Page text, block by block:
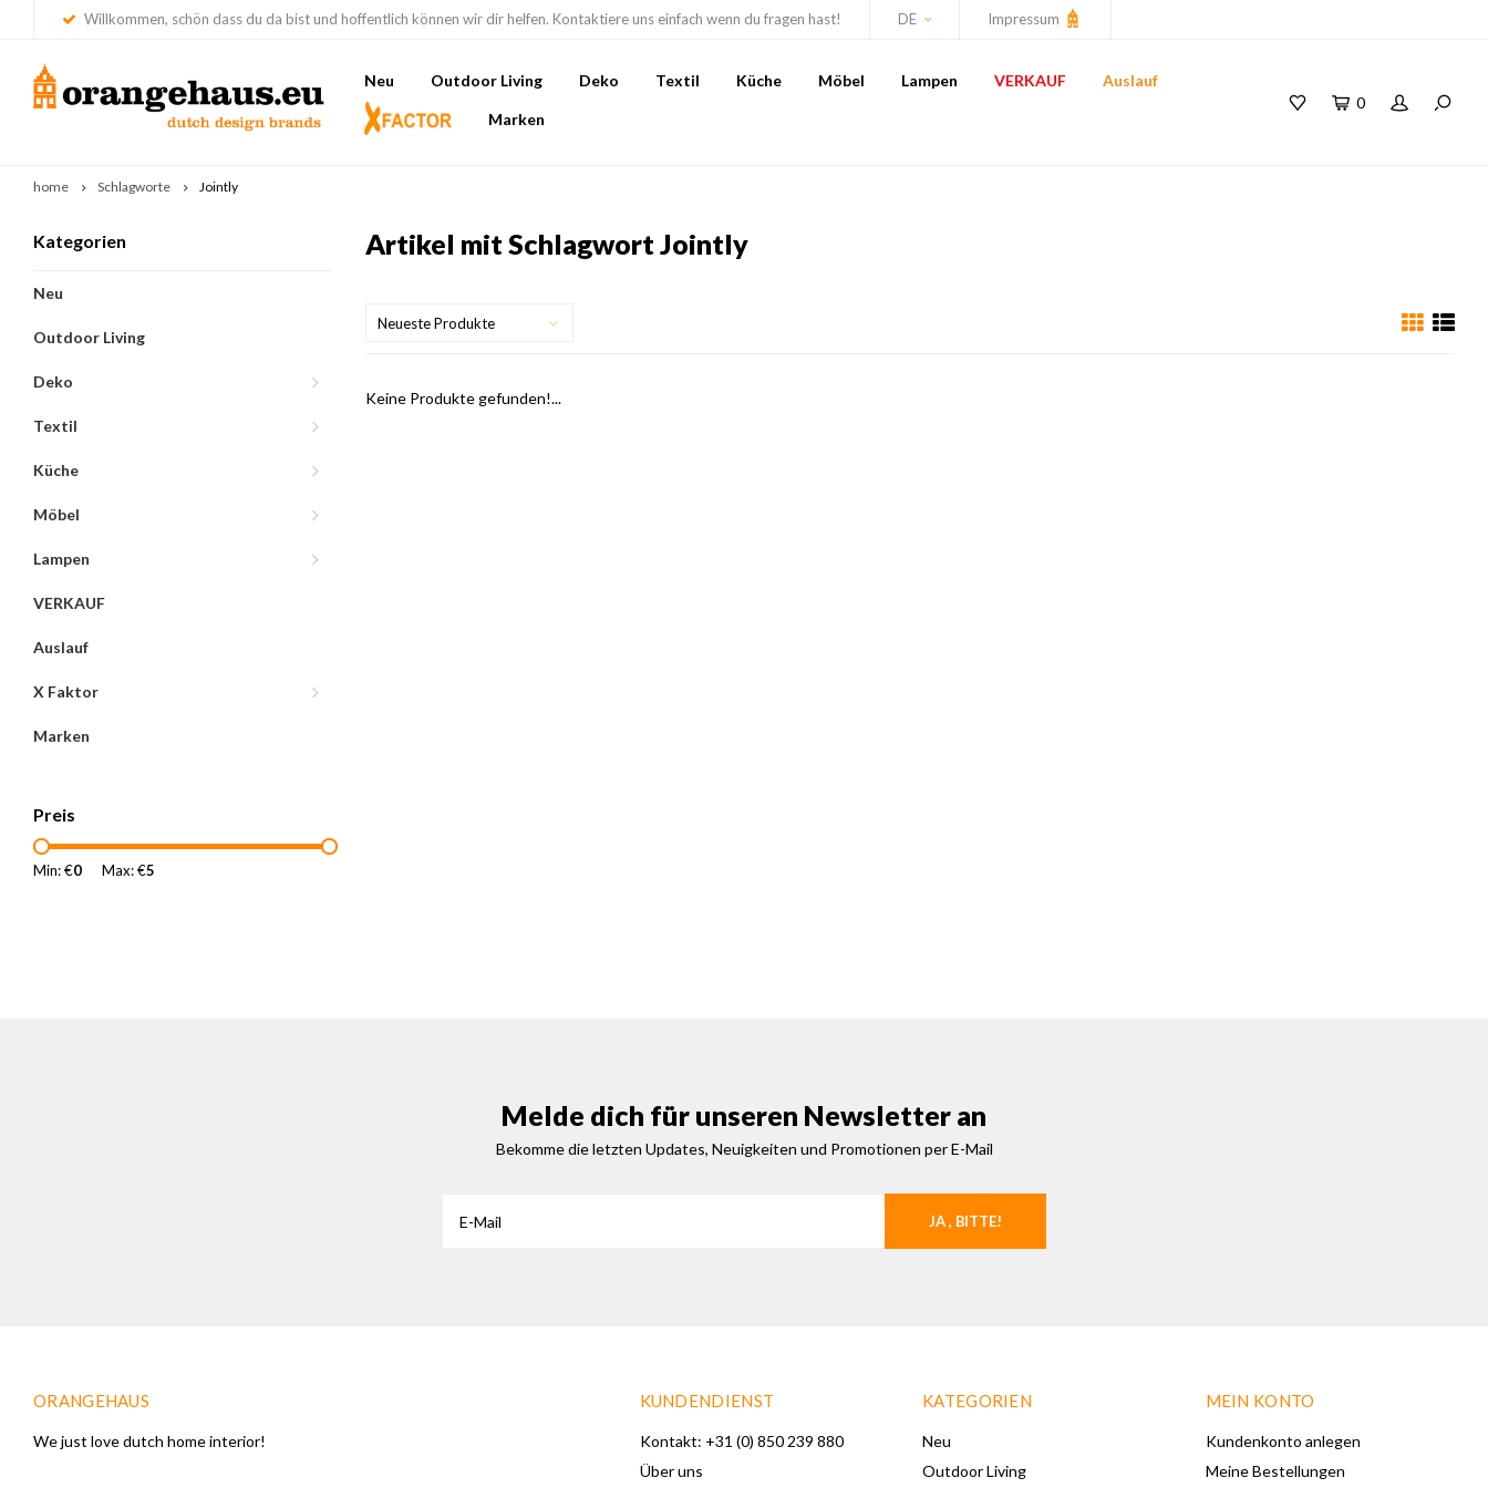
Willkommen, schön dass du da bist und hoffentlich können wir dir helfen. Kontaktiere uns einfach wenn du fragen hast! DE Impressum
Neu Outdoor Living Deko Textil Küche Möbel Lampen VERKAUF Auslauf
Marken
0
home Schlagworte Jointly
Kategorien
Neu
Outdoor Living
Deko
Textil
Küche
Möbel
Lampen
VERKAUF
Auslauf
X Faktor
Marken
Preis
Min: €0 Max: €5
Artikel mit Schlagwort Jointly
Neueste Produkte
Keine Produkte gefunden!...
Melde dich für unseren Newsletter an
Bekomme die letzten Updates, Neuigkeiten und Promotionen per E-Mail
JA , BITTE!
ORANGEHAUS
We just love dutch home interior!
KUNDENDIENST
Kontakt: +31 (0) 850 239 880
Über uns
KATEGORIEN
Neu
Outdoor Living
MEIN KONTO
Kundenkonto anlegen
Meine Bestellungen